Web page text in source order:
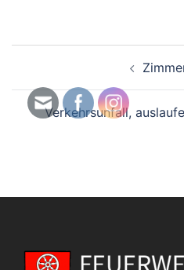
Verkehrsunfall,